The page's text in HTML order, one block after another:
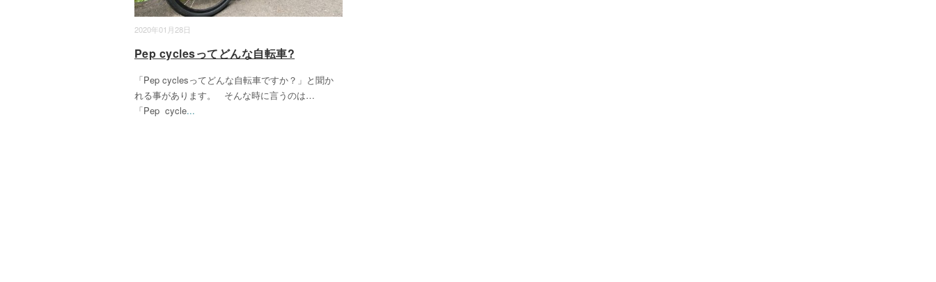
2020年01月28日
Pep cyclesってどんな自転車?
「Pep cyclesってどんな自転車ですか？」と聞か
れる事があります。 そんな時に言うのは…
「Pep cycle...